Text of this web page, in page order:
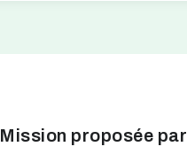
Mission proposée par